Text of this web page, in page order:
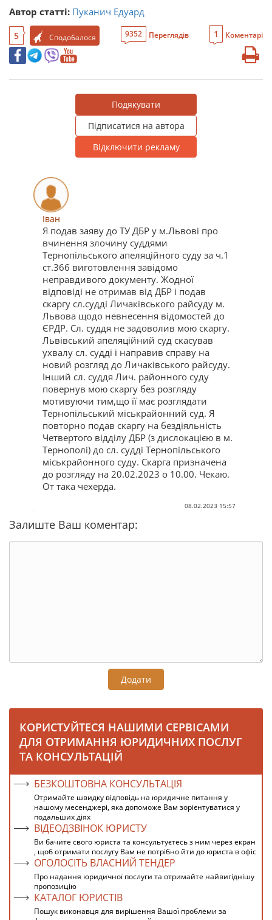
Автор статті: Пуканич Едуард
5 Сподобалося 9352 Переглядів 1 Коментарі
Подякувати
Підписатися на автора
Відключити рекламу
Іван
Я подав заяву до ТУ ДБР у м.Львові про
вчинення злочину суддями
Тернопільського апеляційного суду за ч.1
ст.366 виготовлення завідомо
неправдивого документу. Жодної
відповіді не отримав від ДБР і подав
скаргу сл.судді Личаківського райсуду м.
Львова щодо невнесення відомостей до
ЄРДР. Сл. суддя не задоволив мою скаргу.
Львівський апеляційний суд скасував
ухвалу сл. судді і направив справу на
новий розгляд до Личаківського райсуду.
Інший сл. суддя Лич. районного суду
повернув мою скаргу без розгляду
мотивуючи тим,що її має розглядати
Тернопільський міськрайонний суд. Я
повторно подав скаргу на бездіяльність
Четвертого відділу ДБР (з дислокацією в м.
Тернополі) до сл. судді Тернопільського
міськрайонного суду. Скарга призначена
до розгляду на 20.02.2023 о 10.00. Чекаю.
От така чехерда.
08.02.2023 15:57
Залиште Ваш коментар:
Додати
КОРИСТУЙТЕСЯ НАШИМИ СЕРВІСАМИ
ДЛЯ ОТРИМАННЯ ЮРИДИЧНИХ ПОСЛУГ
ТА КОНСУЛЬТАЦІЙ
БЕЗКОШТОВНА КОНСУЛЬТАЦІЯ
Отримайте швидку відповідь на юридичне питання у
нашому месенджері, яка допоможе Вам зорієнтуватися у
подальших діях
ВІДЕОДЗВІНОК ЮРИСТУ
Ви бачите свого юриста та консультуєтесь з ним через екран
, щоб отримати послугу Вам не потрібно йти до юриста в офіс
ОГОЛОСІТЬ ВЛАСНИЙ ТЕНДЕР
Про надання юридичної послуги та отримайте найвигіднішу
пропозицію
КАТАЛОГ ЮРИСТІВ
Пошук виконавця для вирішення Вашої проблеми за